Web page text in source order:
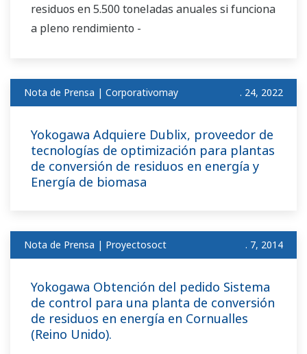
residuos en 5.500 toneladas anuales si funciona
a pleno rendimiento -
Nota de Prensa | Corporativomay . 24, 2022
Yokogawa Adquiere Dublix, proveedor de
tecnologías de optimización para plantas
de conversión de residuos en energía y
Energía de biomasa
Nota de Prensa | Proyectosoct . 7, 2014
Yokogawa Obtención del pedido Sistema
de control para una planta de conversión
de residuos en energía en Cornualles
(Reino Unido).